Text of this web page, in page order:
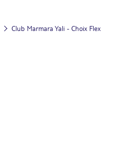
Club Marmara Yali - Choix Flex